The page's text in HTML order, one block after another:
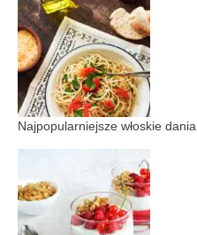
Najpopularniejsze włoskie dania